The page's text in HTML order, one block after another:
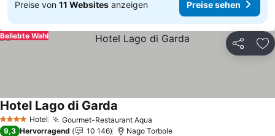
Preise von 11 Websites anzeigen Preise sehen
Teilen
Beliebte Wahl
4 Sterne Hotel Gourmet-Restaurant Aqua
Hotel Lago di Garda
9,3 Hervorragend 10 146 Nago Torbole